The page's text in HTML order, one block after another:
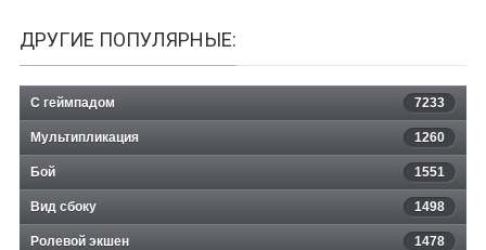
ДРУГИЕ ПОПУЛЯРНЫЕ:
С геймпадом 7233
Мультипликация 1260
Бой 1551
Вид сбоку 1498
Ролевой экшен 1478